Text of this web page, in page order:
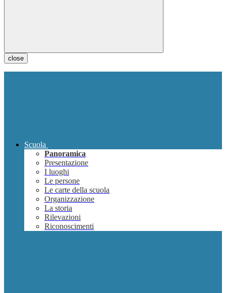
close
Scuola
Panoramica
Presentazione
I luoghi
Le persone
Le carte della scuola
Organizzazione
La storia
Rilevazioni
Riconoscimenti